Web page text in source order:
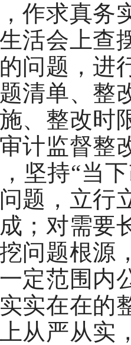
，作求真
活会上查
问题，进
清单、整
、整改时
计监督整
坚持“当
题，立行
；对需要
问题根源
定范围内
实在在的
从严从实